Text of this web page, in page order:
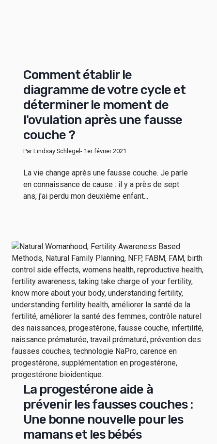
Comment établir le
diagramme de votre cycle et
déterminer le moment de
l'ovulation après une fausse
couche ?
Par Lindsay Schlegel - 1er février 2021
La vie change après une fausse couche. Je parle
en connaissance de cause : il y a près de sept
ans, j'ai perdu mon deuxième enfant...
La progestérone aide à
prévenir les fausses couches :
Une bonne nouvelle pour les
mamans et les bébés